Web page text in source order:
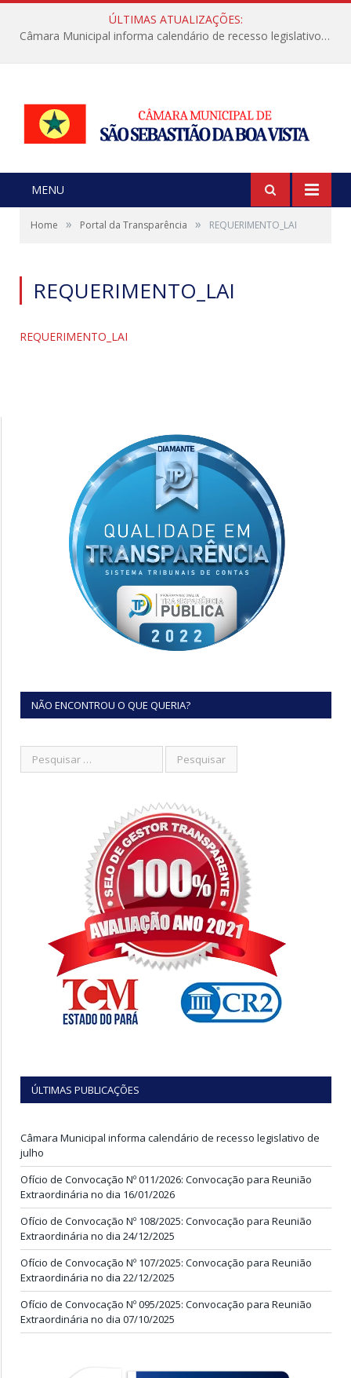
ÚLTIMAS ATUALIZAÇÕES:
Câmara Municipal informa calendário de recesso legislativo de julho
MENU
Home » Portal da Transparência » REQUERIMENTO_LAI
REQUERIMENTO_LAI
REQUERIMENTO_LAI
NÃO ENCONTROU O QUE QUERIA?
ÚLTIMAS PUBLICAÇÕES
Câmara Municipal informa calendário de recesso legislativo de
julho
Ofício de Convocação Nº 011/2026: Convocação para Reunião
Extraordinária no dia 16/01/2026
Ofício de Convocação Nº 108/2025: Convocação para Reunião
Extraordinária no dia 24/12/2025
Ofício de Convocação Nº 107/2025: Convocação para Reunião
Extraordinária no dia 22/12/2025
Ofício de Convocação Nº 095/2025: Convocação para Reunião
Extraordinária no dia 07/10/2025